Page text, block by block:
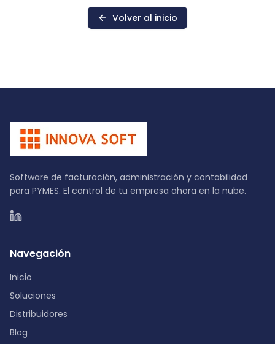
Volver al inicio
Software de facturación, administración y contabilidad
para PYMES. El control de tu empresa ahora en la nube.
Navegación
Inicio
Soluciones
Distribuidores
Blog